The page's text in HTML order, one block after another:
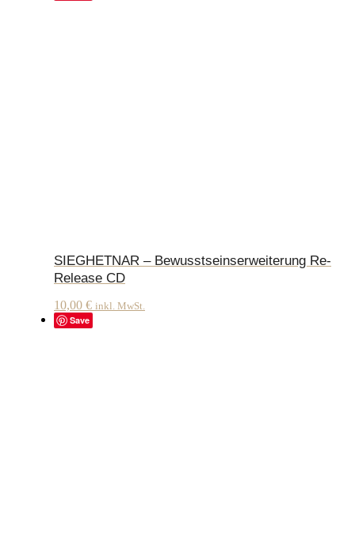
SIEGHETNAR – Bewusstseinserweiterung Re-
Release CD
10,00 € inkl. MwSt.
Save